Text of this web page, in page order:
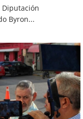
Diputación
Byron...